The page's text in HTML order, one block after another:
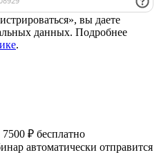
вы даете
данных. Подробнее
.
7500 ₽ бесплатно
автоматически отправится